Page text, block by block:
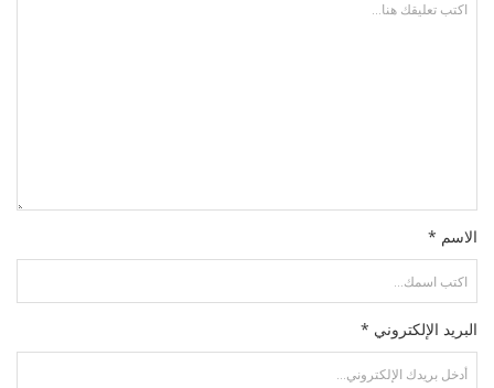
الاسم *
البريد الإلكتروني *